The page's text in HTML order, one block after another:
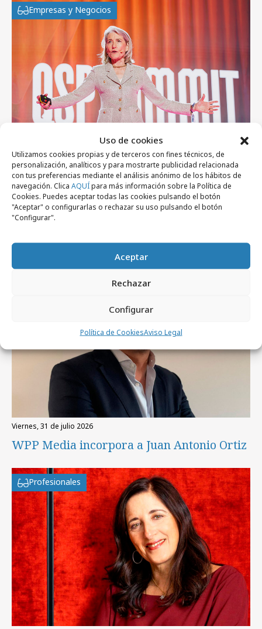
Uso de cookies
Utilizamos cookies propias y de terceros con fines técnicos, de
personalización, analíticos y para mostrarte publicidad relacionada
con tus preferencias mediante el análisis anónimo de los hábitos de
navegación. Clica AQUÍpara más información sobre la Política de
Cookies. Puedes aceptar todas las cookies pulsando el botón
"Aceptar" o configurarlas o rechazar su uso pulsando el botón
"Configurar".
Aceptar
Rechazar
Configurar
Política de CookiesAviso Legal
Empresas y Negocios
lunes, 3 de agosto 2026
Del algoritmo al criterio: Territorios que ya
están redefiniendo el marketing y la
comunicación
viernes, 31 de julio 2026
WPP Media incorpora a Juan Antonio Ortiz
Profesionales